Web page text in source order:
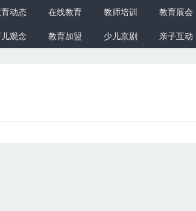
动态 在线教育 教师培训 教育展会
观念 教育加盟 少儿京剧 亲子互动